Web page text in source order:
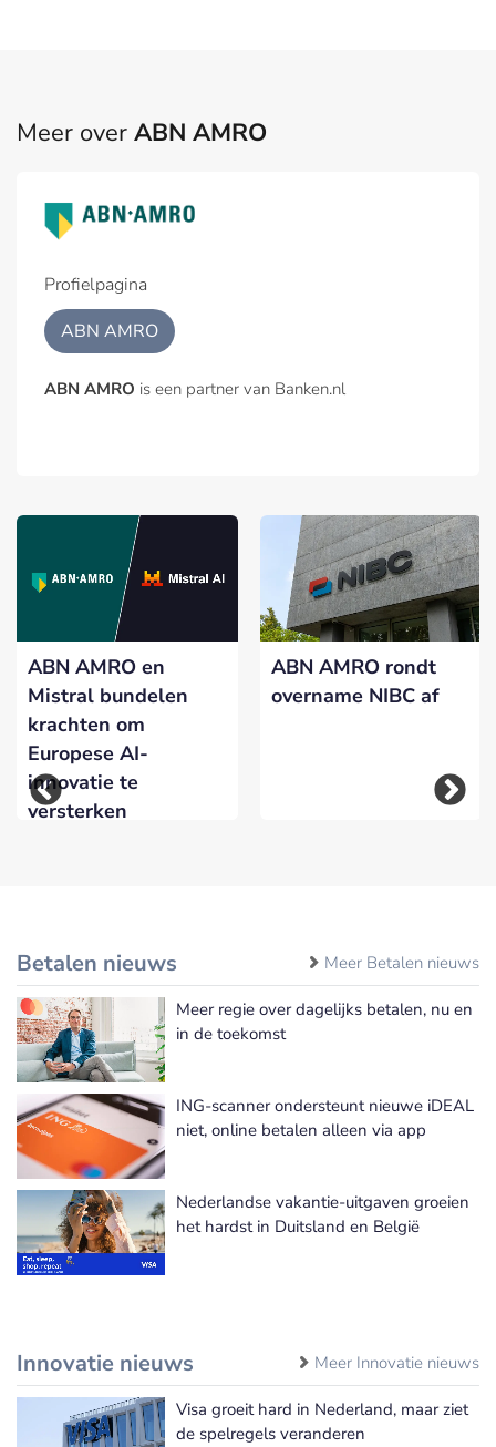
Meer over ABN AMRO
Profielpagina
ABN AMRO
ABN AMRO is een partner van Banken.nl
ABN AMRO en
Mistral bundelen
krachten om
Europese AI-
innovatie te
versterken
ABN AMRO rondt
overname NIBC af
Betalen nieuws Meer Betalen nieuws
Meer regie over dagelijks betalen, nu en
in de toekomst
ING-scanner ondersteunt nieuwe iDEAL
niet, online betalen alleen via app
Nederlandse vakantie-uitgaven groeien
het hardst in Duitsland en België
Innovatie nieuws Meer Innovatie nieuws
Visa groeit hard in Nederland, maar ziet
de spelregels veranderen